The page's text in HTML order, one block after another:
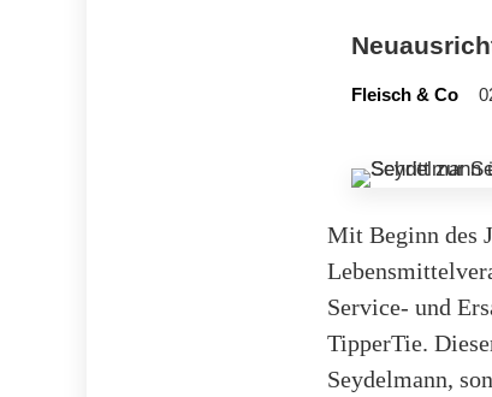
Fleisch & Co
Mit Beginn des
Service- und
TipperTie.
Seydelmann,